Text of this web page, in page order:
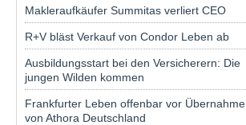
Makleraufkäufer Summitas verliert CEO
R+V bläst Verkauf von Condor Leben ab
Ausbildungsstart bei den Versicherern: Die
jungen Wilden kommen
Frankfurter Leben offenbar vor Übernahme
von Athora Deutschland